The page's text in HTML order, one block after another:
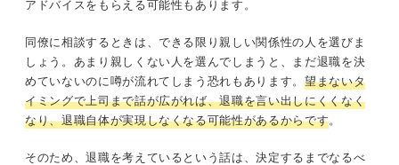
アドバイスをもらえる可能性もあります。
同僚に相談するときは、できる限り親しい関係性の人を選びま
しょう。あまり親しくない人を選んでしまうと、まだ退職を決
めていないのに噂が流れてしまう恐れもあります。 望まないタ
イミングで上司まで話が広がれば、退職を言い出しにくくなく
なり、退職自体が実現しなくなる可能性があるからです。
そのため、退職を考えているという話は、決定するまでなるべ